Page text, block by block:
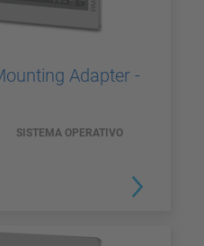
Adapter -
SISTEMA OPERATIVO